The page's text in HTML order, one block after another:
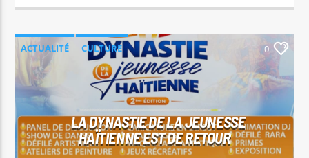
ACTUALITÉ CULTURE 0
LA DYNASTIE DE LA JEUNESSE
HAÏTIENNE EST DE RETOUR